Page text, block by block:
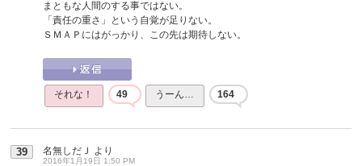
まともな人間のする事ではない。
「責任の重さ」という自覚が足りない。
ＳＭＡＰにはがっかり、この先は期待しない。
それな！ 49 うーん… 164
39 名無しだＪ より
2016年1月19日 1:50 PM